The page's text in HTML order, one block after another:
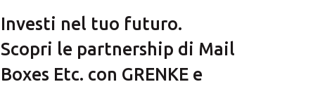
Investi nel tuo futuro.
Scopri le partnership di Mail
Boxes Etc. con GRENKE e